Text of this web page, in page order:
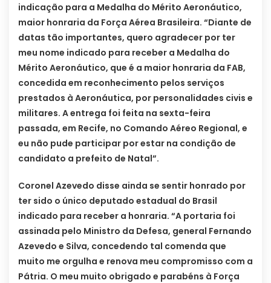
indicação para a Medalha do Mérito Aeronáutico,
maior honraria da Força Aérea Brasileira. “Diante de
datas tão importantes, quero agradecer por ter
meu nome indicado para receber a Medalha do
Mérito Aeronáutico, que é a maior honraria da FAB,
concedida em reconhecimento pelos serviços
prestados à Aeronáutica, por personalidades civis e
militares. A entrega foi feita na sexta-feira
passada, em Recife, no Comando Aéreo Regional, e
eu não pude participar por estar na condição de
candidato a prefeito de Natal”.
Coronel Azevedo disse ainda se sentir honrado por
ter sido o único deputado estadual do Brasil
indicado para receber a honraria. “A portaria foi
assinada pelo Ministro da Defesa, general Fernando
Azevedo e Silva, concedendo tal comenda que
muito me orgulha e renova meu compromisso com a
Pátria. O meu muito obrigado e parabéns à Força